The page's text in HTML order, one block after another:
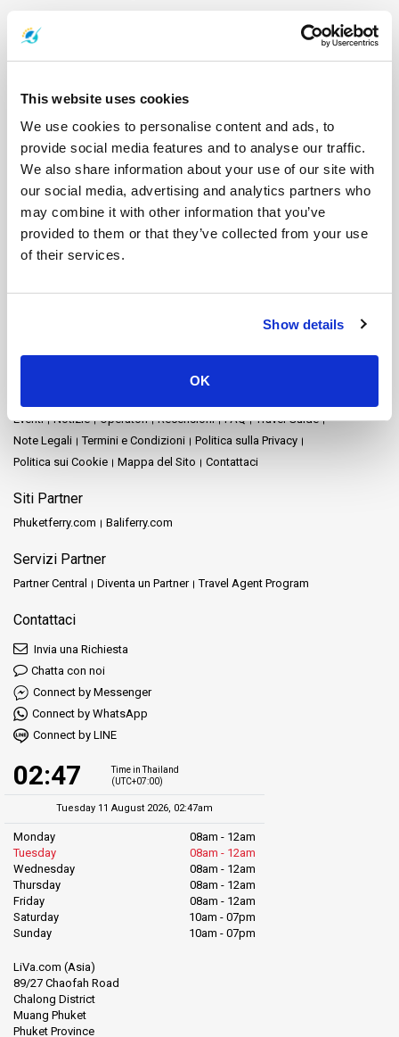
This website uses cookies
We use cookies to personalise content and ads, to
provide social media features and to analyse our traffic.
We also share information about your use of our site with
our social media, advertising and analytics partners who
may combine it with other information that you’ve
provided to them or that they’ve collected from your use
of their services.
Show details
OK
Aeroporto di Surat Thani
Ao Nang
Ayutthaya
Bangkok Chiang Mai Chonburi
Chumphon
Diga di Ratchaprapha
Donsak Hat Yai
Isola di Phangan
Isola di Samui Isola di Tao
Kanchanaburi
Khao Lak
Koh Bulon Koh Chang Koh Jum Koh Kood
Koh Kradan
Koh Lanta
Koh Laoliang Koh Libong Koh Lipe
Koh Mak
Koh Mook
Koh Nang Yuan Koh Ngai Koh Phi Phi
Koh Pu
Koh Samet
Koh Tarutao Koh Yao Noi Koh Yao Yai
Krabi
Lampang
Lamphun Langkawi
Mae Hong Son
Nakhon Ratchasima
Prachuap Khiri Khan
Railay Rayong Satun Siem Reap
Songkhla
Eventi
Notizie Operatori Recensioni FAQ
Travel Guide
Note Legali
Termini e Condizioni
Politica sulla Privacy
Politica sui Cookie
Mappa del Sito Contattaci
Siti Partner
Phuketferry.com Baliferry.com
Servizi Partner
Partner Central Diventa un Partner Travel Agent Program
Contattaci
Invia una Richiesta
Chatta con noi
Connect by Messenger
Connect by WhatsApp
Connect by LINE
02:47
Time in Thailand
(UTC+07:00)
Tuesday 11 August 2026, 02:47am
Monday
08am - 12am
Tuesday
08am - 12am
Wednesday
08am - 12am
Thursday
08am - 12am
Friday
08am - 12am
Saturday
10am - 07pm
Sunday
10am - 07pm
LiVa.com (Asia)
89/27 Chaofah Road
Chalong District
Muang Phuket
Phuket Province